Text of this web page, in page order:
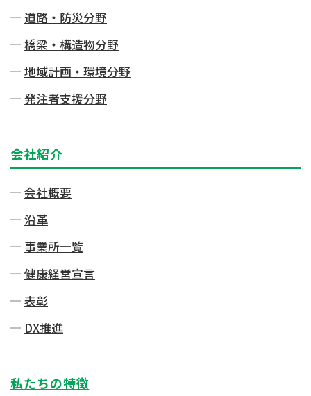
道路・防災分野
橋梁・構造物分野
地域計画・環境分野
発注者⽀援分野
会社紹介
会社概要
沿革
事業所一覧
健康経営宣言
表彰
DX推進
私たちの特徴